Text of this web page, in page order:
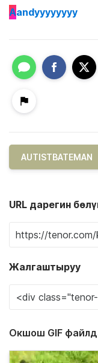
Aandyyyyyyyy
AUTISTBATEMAN
URL дарегин
Жалгаштыруу
Окшош GIF